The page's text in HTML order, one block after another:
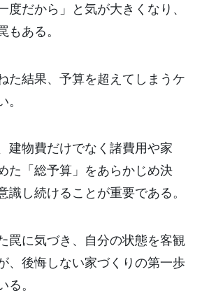
度だから」と気が大きくなり、
もある。
た結果、予算を超えてしまうケ
。
建物費だけでなく諸費用や家
た「総予算」をあらかじめ決
識し続けることが重要である。
罠に気づき、自分の状態を客観
、後悔しない家づくりの第一歩
る。